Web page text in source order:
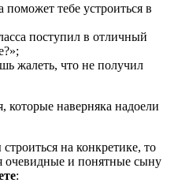
тебе устроиться в
поступил в отличный
жалеть, что не получил
которые наверняка надоели
на конкретике, то
очевидные и понятные сыну
: